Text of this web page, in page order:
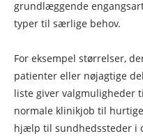
grundlæggende
typer til særlige behov.
For eksempel størrelser,
patienter eller nøjagtige
liste giver valgmuligheder
normale klinikjob til
hjælp til sundhedssteder i